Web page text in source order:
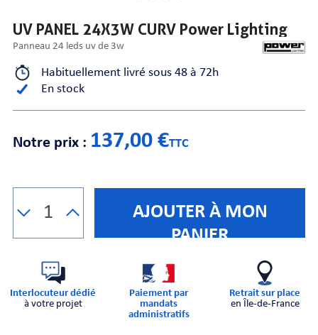
AUDIO
UV PANEL 24X3W CURV Power Lighting
panneau 24 leds uv de 3w
Habituellement livré sous 48 à 72h
En stock
Notre prix : 137,00 €TTC
AJOUTER À MON
PANIER
Interlocuteur dédié
à votre projet
Paiement par
mandats
administratifs
Retrait sur place
en Île-de-France